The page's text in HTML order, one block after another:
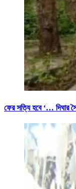
ফের সত্যি হবে ‘… দিঘার